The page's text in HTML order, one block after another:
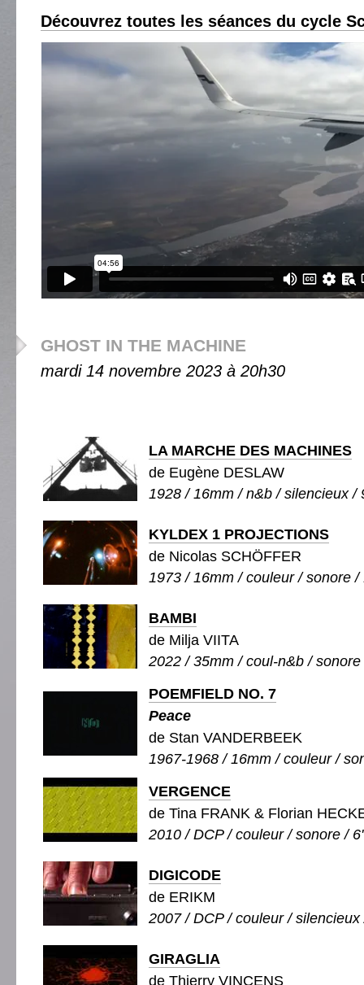
Découvrez toutes les séances du cycle
GHOST IN THE MACHINE
mardi 14 novembre 2023 à 20h30
LA MARCHE DES MACHINES
de Eugène DESLAW
1928 / 16mm / n&b / silencieux /
KYLDEX 1 PROJECTIONS
de Nicolas SCHÖFFER
1973 / 16mm / couleur / sonore /
BAMBI
de Milja VIITA
2022 / 35mm / coul-n&b /
POEMFIELD NO. 7
Peace
de Stan VANDERBEEK
1967-1968 / 16mm / couleur /
VERGENCE
de Tina FRANK & Florian
2010 / DCP / couleur / sonore /
DIGICODE
de ERIKM
2007 / DCP / couleur / silencieux
GIRAGLIA
de Thierry VINCENS